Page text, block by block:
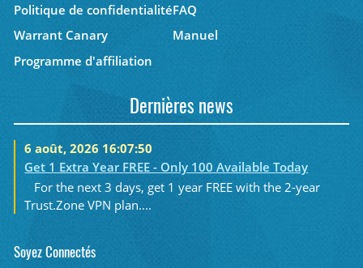
Politique de confidentialitéFAQ
Warrant Canary
Manuel
Programme d'affiliation
Dernières news
6 août, 2026 16:07:50
Get 1 Extra Year FREE - Only 100 Available Today
For the next 3 days, get 1 year FREE with the 2-year
Trust.Zone VPN plan....
Soyez Connectés